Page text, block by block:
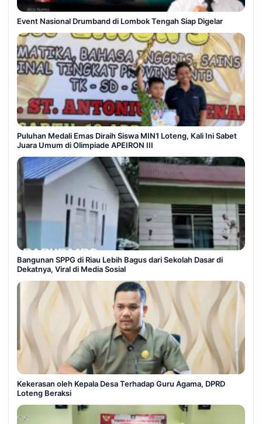
Event Nasional Drumband di Lombok Tengah Siap Digelar
Puluhan Medali Emas Diraih Siswa MIN1 Loteng, Kali Ini Sabet
Juara Umum di Olimpiade APEIRON III
Bangunan SPPG di Riau Lebih Bagus dari Sekolah Dasar di
Dekatnya, Viral di Media Sosial
Kekerasan oleh Kepala Desa Terhadap Guru Agama, DPRD
Loteng Beraksi